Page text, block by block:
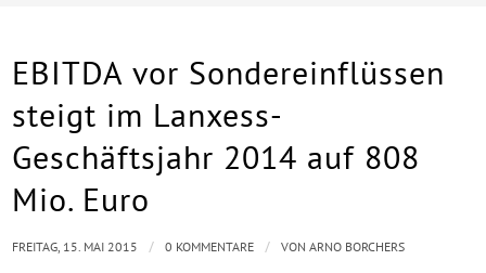
EBITDA vor Sondereinflüssen
steigt im Lanxess-
Geschäftsjahr 2014 auf 808
Mio. Euro
FREITAG, 15. MAI 2015 / 0 KOMMENTARE / VONARNO BORCHERS